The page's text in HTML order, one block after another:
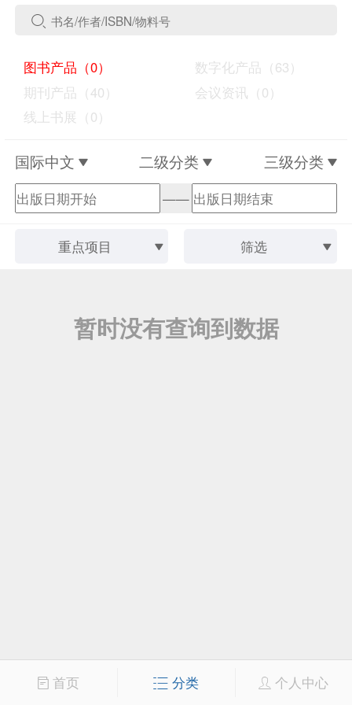
图书产品（0）
数字化产品（63）
期刊产品（40）
会议资讯（0）
线上书展（0）
国际中文 二级分类 三级分类
——
重点项目 筛选
暂时没有查询到数据
首页 分类 个人中心